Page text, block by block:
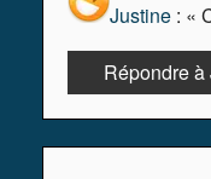
Justine : «
Répondre